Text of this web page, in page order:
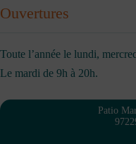
Ouvertures
Toute l’année le lundi,
Le mardi de 9h à 20h.
Patio